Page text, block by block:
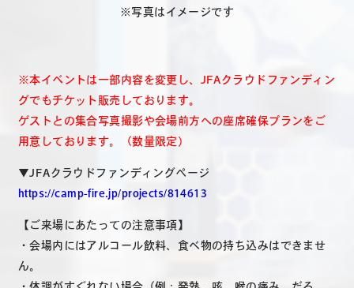
※写真はイメージです
※本イベントは一部内容を変更し、JFAクラウドファンディン
グでもチケット販売しております。
ゲストとの集合写真撮影や会場前方への座席確保プランをご
用意しております。（数量限定）
▼JFAクラウドファンディングページ
https://camp-fire.jp/projects/814613
【ご来場にあたっての注意事項】
・会場内にはアルコール飲料、食べ物の持ち込みはできませ
ん。